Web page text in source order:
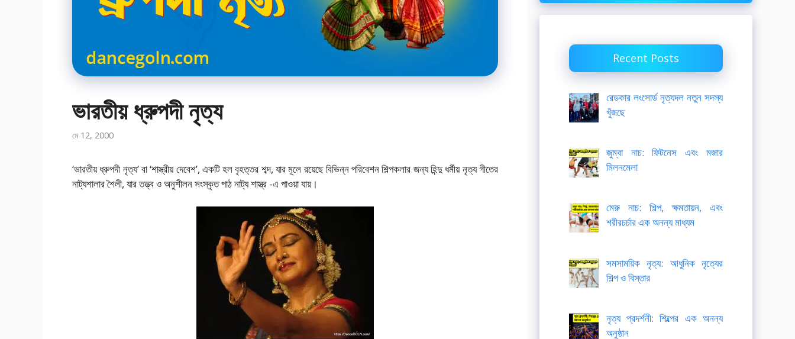
ভারতীয় ধ্রুপদী নৃত্য
মে 12, 2000
‘ভারতীয় ধ্রুপদী নৃত্য’ বা ‘শাস্ত্রীয় দেবেশ’, একটি হল বৃহত্তর শব্দ, যার মূলে রয়েছে বিভিন্ন পরিবেশন শিল্পকলার জন্য হিন্দু ধর্মীয় নৃত্য গীতের
নাট্যশালার শৈলী, যার তত্ত্ব ও অনুশীলন সংস্কৃত পাঠ নাট্য শাস্ত্র -এ পাওয়া যায়।
Recent Posts
রেডকার লংসোর্ড নৃত্যদল নতুন সদস্য
খুঁজছে
জুম্বা নাচ: ফিটনেস এবং মজার
মিলনমেলা
মেরু নাচ: শিল্প, ক্ষমতায়ন, এবং
শরীরচর্চার এক অনন্য মাধ্যম
সমসাময়িক নৃত্য: আধুনিক নৃত্যের
শিল্প ও বিস্তার
নৃত্য প্রদর্শনী: শিল্পের এক অনন্য
অনুষ্ঠান